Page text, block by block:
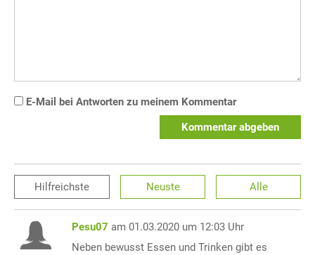
E-Mail bei Antworten zu meinem Kommentar
Kommentar abgeben
Hilfreichste Neuste Alle
Pesu07 am 01.03.2020 um 12:03 Uhr
Neben bewusst Essen und Trinken gibt es